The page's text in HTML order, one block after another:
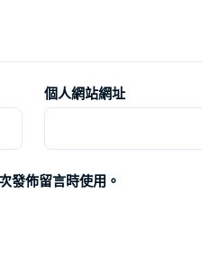
個人網站網址
發佈留言時使用。